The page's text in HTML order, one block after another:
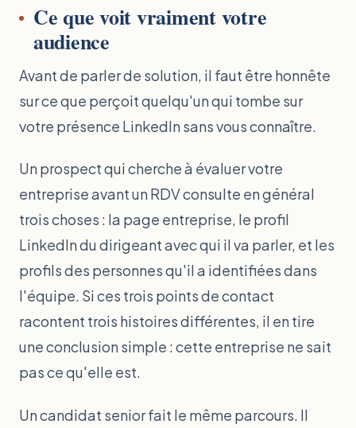
Ce que voit vraiment votre
audience
Avant de parler de solution, il faut être honnête
sur ce que perçoit quelqu'un qui tombe sur
votre présence LinkedIn sans vous connaître.
Un prospect qui cherche à évaluer votre
entreprise avant un RDV consulte en général
trois choses : la page entreprise, le profil
LinkedIn du dirigeant avec qui il va parler, et les
profils des personnes qu'il a identifiées dans
l'équipe. Si ces trois points de contact
racontent trois histoires différentes, il en tire
une conclusion simple : cette entreprise ne sait
pas ce qu'elle est.
Un candidat senior fait le même parcours. Il